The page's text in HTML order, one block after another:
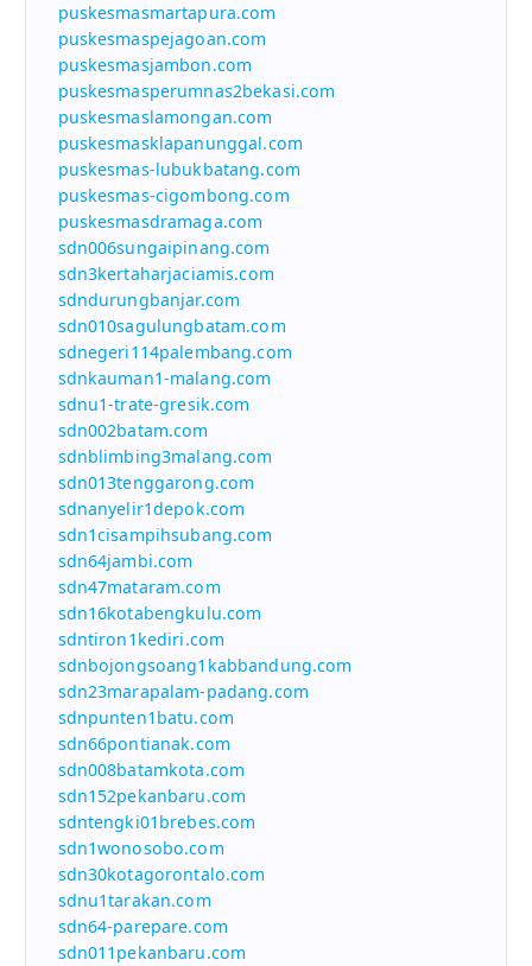
puskesmasmartapura.com
puskesmaspejagoan.com
puskesmasjambon.com
puskesmasperumnas2bekasi.com
puskesmaslamongan.com
puskesmasklapanunggal.com
puskesmas-lubukbatang.com
puskesmas-cigombong.com
puskesmasdramaga.com
sdn006sungaipinang.com
sdn3kertaharjaciamis.com
sdndurungbanjar.com
sdn010sagulungbatam.com
sdnegeri114palembang.com
sdnkauman1-malang.com
sdnu1-trate-gresik.com
sdn002batam.com
sdnblimbing3malang.com
sdn013tenggarong.com
sdnanyelir1depok.com
sdn1cisampihsubang.com
sdn64jambi.com
sdn47mataram.com
sdn16kotabengkulu.com
sdntiron1kediri.com
sdnbojongsoang1kabbandung.com
sdn23marapalam-padang.com
sdnpunten1batu.com
sdn66pontianak.com
sdn008batamkota.com
sdn152pekanbaru.com
sdntengki01brebes.com
sdn1wonosobo.com
sdn30kotagorontalo.com
sdnu1tarakan.com
sdn64-parepare.com
sdn011pekanbaru.com